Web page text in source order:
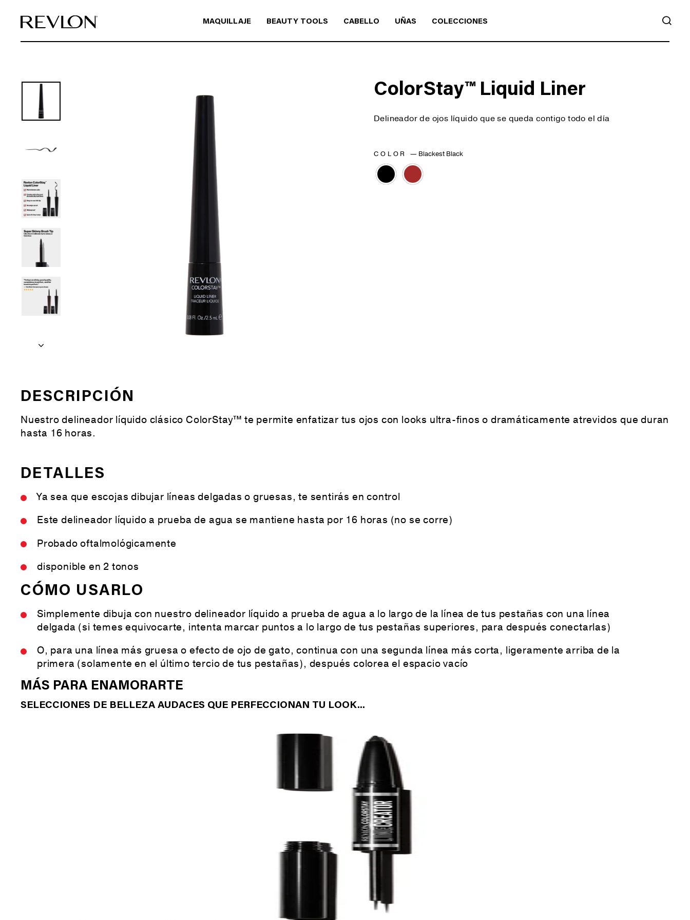
MAQUILLAJE BEAUTY TOOLS CABELLO UÑAS COLECCIONES
ColorStay™ Liquid Liner
Delineador de ojos líquido que se queda contigo todo el día
COLOR— Blackest Black
DESCRIPCIÓN
Nuestro delineador líquido clásico ColorStay™ te permite enfatizar tus ojos con looks ultra-finos o dramáticamente atrevidos que duran
hasta 16 horas.
DETALLES
Ya sea que escojas dibujar líneas delgadas o gruesas, te sentirás en control
Este delineador líquido a prueba de agua se mantiene hasta por 16 horas (no se corre)
Probado oftalmológicamente
disponible en 2 tonos
CÓMO USARLO
Simplemente dibuja con nuestro delineador líquido a prueba de agua a lo largo de la línea de tus pestañas con una línea
delgada (si temes equivocarte, intenta marcar puntos a lo largo de tus pestañas superiores, para después conectarlas)
O, para una línea más gruesa o efecto de ojo de gato, continua con una segunda línea más corta, ligeramente arriba de la
primera (solamente en el último tercio de tus pestañas), después colorea el espacio vacío
MÁS PARA ENAMORARTE
SELECCIONES DE BELLEZA AUDACES QUE PERFECCIONAN TU LOOK...